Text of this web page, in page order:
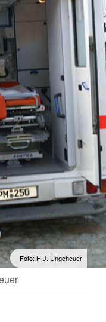
Foto: H.J. Ungeheuer